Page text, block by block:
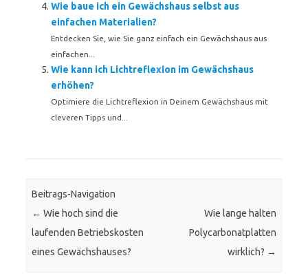
Wie baue ich ein Gewächshaus selbst aus
einfachen Materialien?
Entdecken Sie, wie Sie ganz einfach ein Gewächshaus aus
einfachen...
Wie kann ich Lichtreflexion im Gewächshaus
erhöhen?
Optimiere die Lichtreflexion in Deinem Gewächshaus mit
cleveren Tipps und...
Beitrags-Navigation
← Wie hoch sind die
laufenden Betriebskosten
eines Gewächshauses?
Wie lange halten
Polycarbonatplatten
wirklich? →